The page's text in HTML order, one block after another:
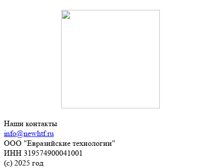
Наши контакты
info@newhtf.ru
ООО "Евразийские технологии"
ИНН 319574900041001
(с) 2025 год